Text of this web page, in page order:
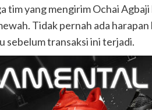
tim yang mengirim Ochai
Tidak pernah ada harapan
sebelum transaksi ini terjadi.